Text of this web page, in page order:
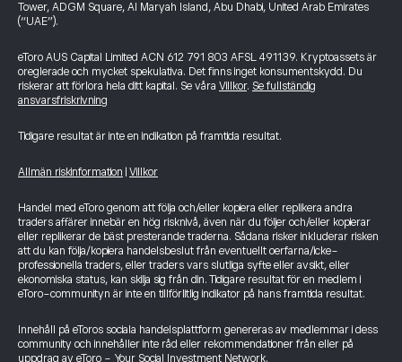
Tower, ADGM Square, Al Maryah Island, Abu Dhabi, United Arab Emirates
(“UAE”).
eToro AUS Capital Limited ACN 612 791 803 AFSL 491139. Kryptoassets är
oreglerade och mycket spekulativa. Det finns inget konsumentskydd. Du
riskerar att förlora hela ditt kapital. Se våra Villkor. Se fullständig
ansvarsfriskrivning
Tidigare resultat är inte en indikation på framtida resultat.
Allmän riskinformation Villkor
Handel med eToro genom att följa och/eller kopiera eller replikera andra
traders affärer innebär en hög risknivå, även när du följer och/eller kopierar
eller replikerar de bäst presterande traderna. Sådana risker inkluderar risken
att du kan följa/kopiera handelsbeslut från eventuellt oerfarna/icke-
professionella traders, eller traders vars slutliga syfte eller avsikt, eller
ekonomiska status, kan skilja sig från din. Tidigare resultat för en medlem i
eToro-communityn är inte en tillförlitlig indikator på hans framtida resultat.
Innehåll på eToros sociala handelsplattform genereras av medlemmar i dess
community och innehåller inte råd eller rekommendationer från eller på
uppdrag av eToro - Your Social Investment Network.